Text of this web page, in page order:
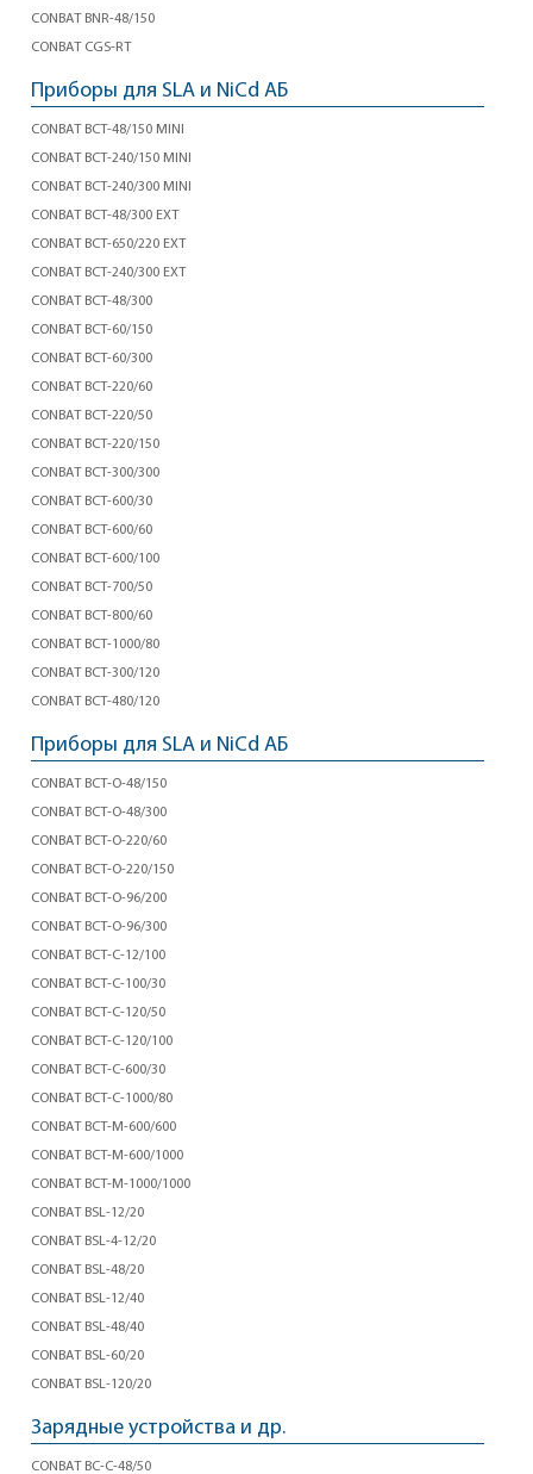
CONBAT BNR-48/150
CONBAT CGS-RT
Приборы для SLA и NiCd АБ
CONBAT BCT-48/150 MINI
CONBAT BCT-240/150 MINI
CONBAT BCT-240/300 MINI
CONBAT BCT-48/300 EXT
CONBAT BCT-650/220 EXT
CONBAT BCT-240/300 EXT
CONBAT BCT-48/300
CONBAT BCT-60/150
CONBAT BCT-60/300
CONBAT BCT-220/60
CONBAT BCT-220/50
CONBAT BCT-220/150
CONBAT BCT-300/300
CONBAT BCT-600/30
CONBAT BCT-600/60
CONBAT BCT-600/100
CONBAT BCT-700/50
CONBAT BCT-800/60
CONBAT BCT-1000/80
CONBAT BCT-300/120
CONBAT BCT-480/120
Приборы для SLA и NiCd АБ
CONBAT BCT-O-48/150
CONBAT BCT-O-48/300
CONBAT BCT-O-220/60
CONBAT BCT-O-220/150
CONBAT BCT-O-96/200
CONBAT BCT-O-96/300
CONBAT BCT-C-12/100
CONBAT BCT-C-100/30
CONBAT BCT-C-120/50
CONBAT BCT-C-120/100
CONBAT BCT-C-600/30
CONBAT BCT-C-1000/80
CONBAT BCT-M-600/600
CONBAT BCT-M-600/1000
CONBAT BCT-M-1000/1000
CONBAT BSL-12/20
CONBAT BSL-4-12/20
CONBAT BSL-48/20
CONBAT BSL-12/40
CONBAT BSL-48/40
CONBAT BSL-60/20
CONBAT BSL-120/20
Зарядные устройства и др.
CONBAT BC-C-48/50